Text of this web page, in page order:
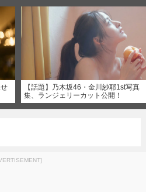
【話題】乃木坂46・金川紗耶1st写真
集、ランジェリーカット公開！